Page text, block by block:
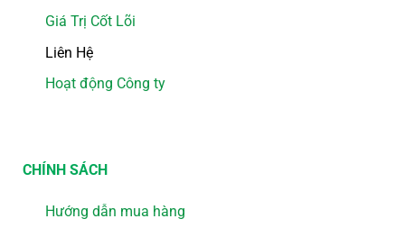
Giá Trị Cốt Lõi
Liên Hệ
Hoạt động Công ty
CHÍNH SÁCH
Hướng dẫn mua hàng